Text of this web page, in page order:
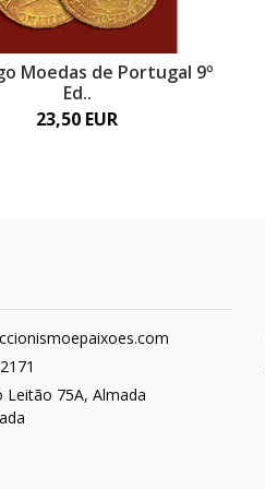
Moedas de Portugal 9º
Ed..
23,50 EUR
Leitão 75A, Almada